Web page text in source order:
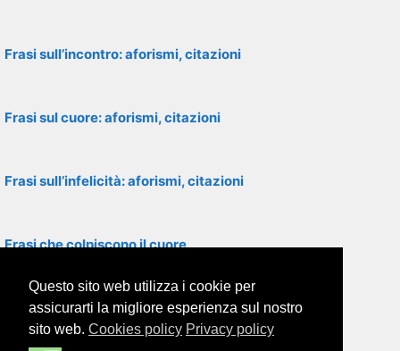
Frasi sull’incontro: aforismi, citazioni
Frasi sul cuore: aforismi, citazioni
Frasi sull’infelicità: aforismi, citazioni
Frasi che colpiscono il cuore
Frasi sulla dolcezza: aforismi, citazioni
Questo sito web utilizza i cookie per
assicurarti la migliore esperienza sul nostro
sito web. Cookies policy Privacy policy